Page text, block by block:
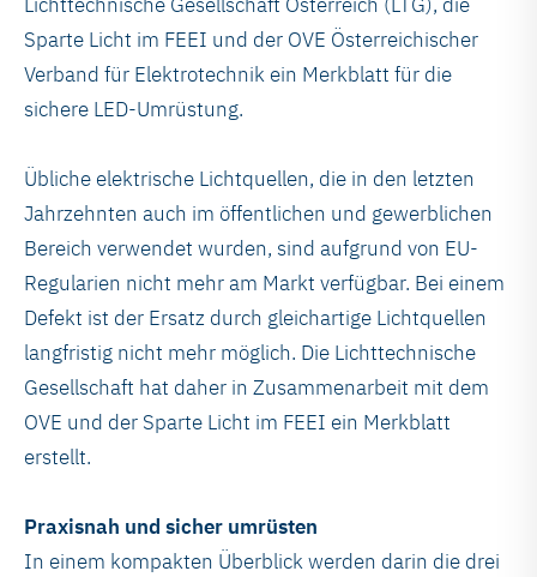
Sparte Licht im FEEI und der OVE Österreichischer
Verband für Elektrotechnik ein Merkblatt für die
sichere LED-Umrüstung.
Übliche elektrische Lichtquellen, die in den letzten
Jahrzehnten auch im öffentlichen und gewerblichen
Bereich verwendet wurden, sind aufgrund von EU-
Regularien nicht mehr am Markt verfügbar. Bei einem
Defekt ist der Ersatz durch gleichartige Lichtquellen
langfristig nicht mehr möglich. Die Lichttechnische
Gesellschaft hat daher in Zusammenarbeit mit dem
OVE und der Sparte Licht im FEEI ein Merkblatt
erstellt.
Praxisnah und sicher umrüsten
In einem kompakten Überblick werden darin die drei